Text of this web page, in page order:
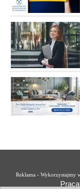
Reklama - Wykorzystajmy